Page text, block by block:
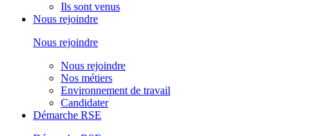
Ils sont venus
Nous rejoindre
Nous rejoindre
Nous rejoindre
Nos métiers
Environnement de travail
Candidater
Démarche RSE